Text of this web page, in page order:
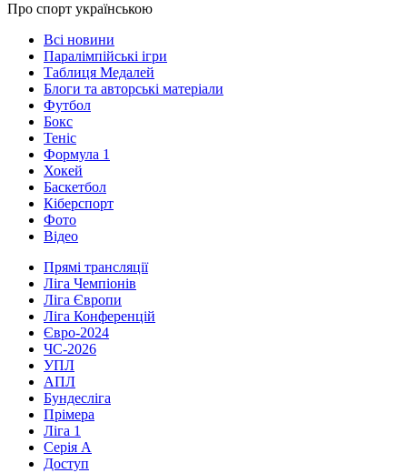
Про спорт українською
Всі новини
Паралімпійські ігри
Таблиця Медалей
Блоги та авторські матеріали
Футбол
Бокс
Теніс
Формула 1
Хокей
Баскетбол
Кіберспорт
Фото
Відео
Прямі трансляції
Ліга Чемпіонів
Ліга Європи
Ліга Конференцій
Євро-2024
ЧС-2026
УПЛ
АПЛ
Бундесліга
Прімера
Ліга 1
Серія А
Доступ